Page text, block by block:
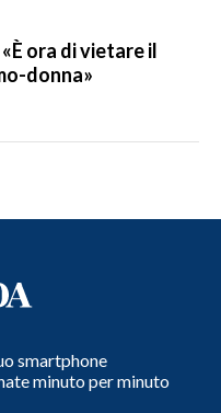
ora di vietare il
donna»
smartphone
minuto per minuto